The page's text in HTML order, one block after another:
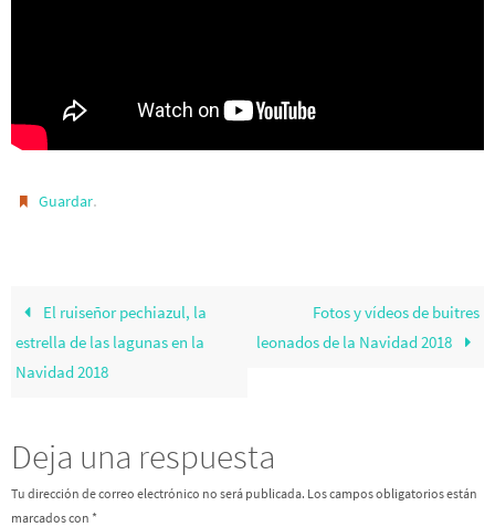
Guardar.
El ruiseñor pechiazul, la
estrella de las lagunas en la
Navidad 2018
Fotos y vídeos de buitres
leonados de la Navidad 2018
Deja una respuesta
Tu dirección de correo electrónico no será publicada. Los campos obligatorios están
marcados con *